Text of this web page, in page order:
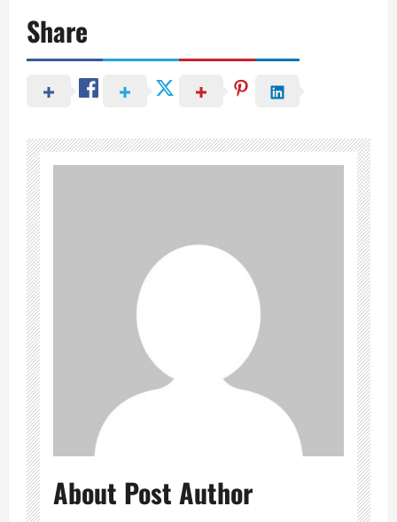
Share
About Post Author